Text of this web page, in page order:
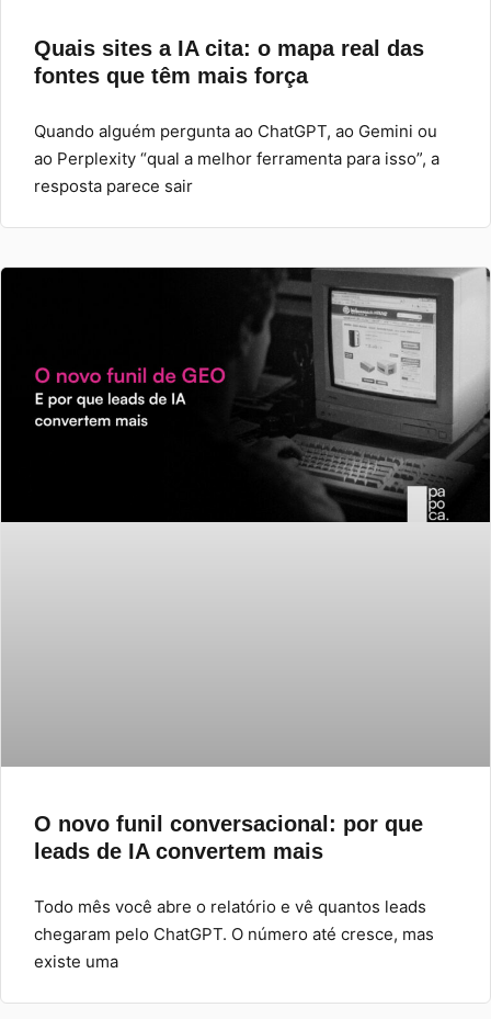
Quais sites a IA cita: o mapa real das
fontes que têm mais força
Quando alguém pergunta ao ChatGPT, ao Gemini ou
ao Perplexity “qual a melhor ferramenta para isso”, a
resposta parece sair
O novo funil conversacional: por que
leads de IA convertem mais
Todo mês você abre o relatório e vê quantos leads
chegaram pelo ChatGPT. O número até cresce, mas
existe uma